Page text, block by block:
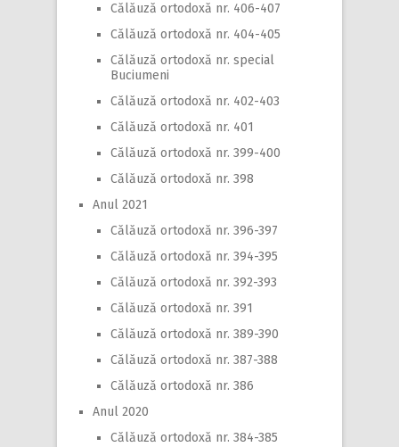
Călăuză ortodoxă nr. 406-407
Călăuză ortodoxă nr. 404-405
Călăuză ortodoxă nr. special
Buciumeni
Călăuză ortodoxă nr. 402-403
Călăuză ortodoxă nr. 401
Călăuză ortodoxă nr. 399-400
Călăuză ortodoxă nr. 398
Anul 2021
Călăuză ortodoxă nr. 396-397
Călăuză ortodoxă nr. 394-395
Călăuză ortodoxă nr. 392-393
Călăuză ortodoxă nr. 391
Călăuză ortodoxă nr. 389-390
Călăuză ortodoxă nr. 387-388
Călăuză ortodoxă nr. 386
Anul 2020
Călăuză ortodoxă nr. 384-385